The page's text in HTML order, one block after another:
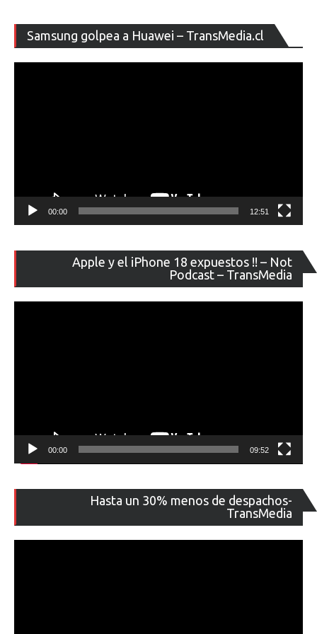
Samsung golpea a Huawei – TransMedia.cl
de
00:00 12:51
Apple y el iPhone 18 expuestos !! – Not
Podcast – TransMedia
de
00:00 09:52
Hasta un 30% menos de despachos-
TransMedia
de